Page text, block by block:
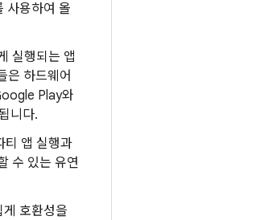
사용하여 올
실행되는 앱
은 하드웨어
Play와
니다.
티 앱 실행과
수 있는 유연
호환성을